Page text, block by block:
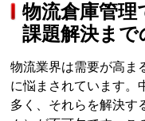
物流倉庫管理
課題解決ま
物流業界は需要が高ま
に悩まされています。
多く、それらを解決す